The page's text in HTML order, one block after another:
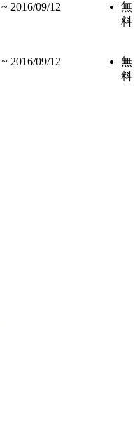
~ 2016/09/12
無
料
~ 2016/09/12
無
料